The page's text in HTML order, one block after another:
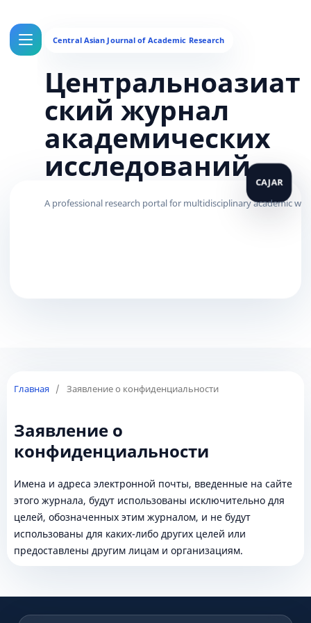
Центральноазиат
ский журнал
академических
исследований
Главная / Заявление о конфиденциальности
Заявление о
конфиденциальности
Имена и адреса электронной почты, введенные на сайте
этого журнала, будут использованы исключительно для
целей, обозначенных этим журналом, и не будут
использованы для каких-либо других целей или
предоставлены другим лицам и организациям.